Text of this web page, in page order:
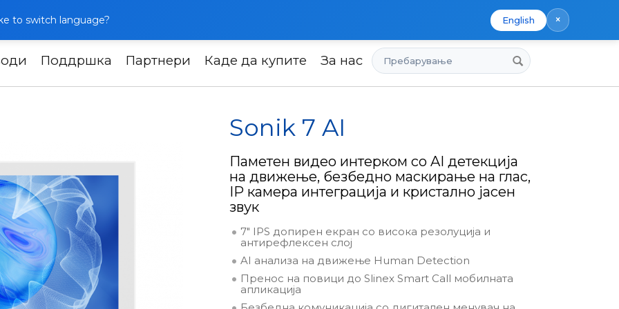
to switch language? English ×
Поддршка Партнери Каде да купите За нас Пребарување
Sonik 7 AI
Sonik 7 AI
Паметен видео интерком со AI детекција
на движење, безбедно маскирање на глас,
IP камера интеграција и кристално јасен
звук
7" IPS допирен екран со висока резолуција и
антирефлексен слој
AI анализа на движење Human Detection
Пренос на повици до Slinex Smart Call мобилната
апликација